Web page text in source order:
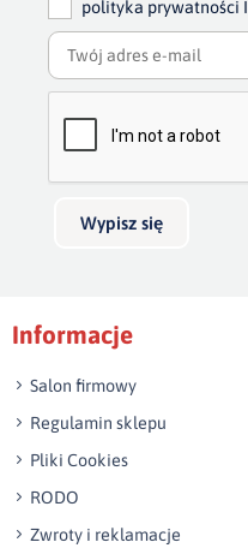
polityka prywatności I
Wypisz się
Informacje
Salon firmowy
Regulamin sklepu
Pliki Cookies
RODO
Zwroty i reklamacje